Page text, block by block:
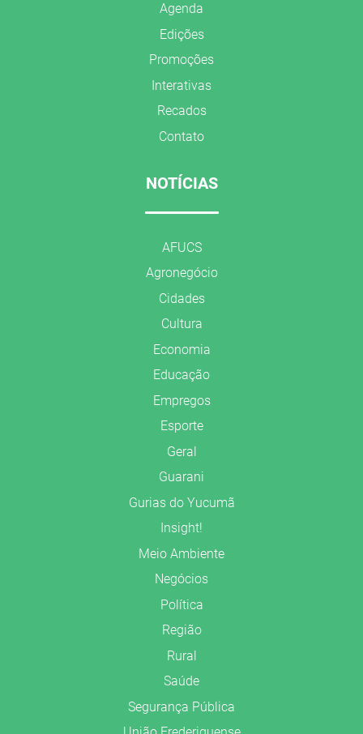
Agenda
Edições
Promoções
Interativas
Recados
Contato
NOTÍCIAS
AFUCS
Agronegócio
Cidades
Cultura
Economia
Educação
Empregos
Esporte
Geral
Guarani
Gurias do Yucumã
Insight!
Meio Ambiente
Negócios
Política
Região
Rural
Saúde
Segurança Pública